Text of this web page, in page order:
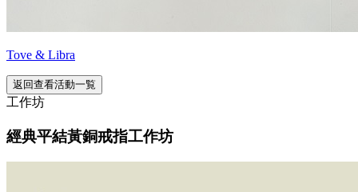
Tove & Libra
返回查看活動一覧
工作坊
經典平結黃銅戒指工作坊